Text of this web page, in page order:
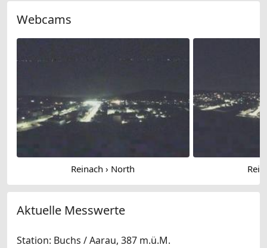
Webcams
Reinach › North
Aktuelle Messwerte
Station: Buchs / Aarau, 387 m.ü.M.